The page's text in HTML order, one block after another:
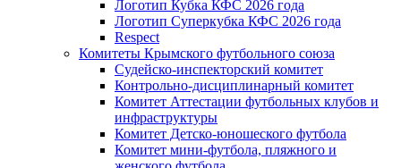
Логотип Кубка КФС 2026 года
Логотип Суперкубка КФС 2026 года
Respect
Комитеты Крымского футбольного союза
Судейско-инспекторский комитет
Контрольно-дисциплинарный комитет
Комитет Аттестации футбольных клубов и
инфраструктуры
Комитет Детско-юношеского футбола
Комитет мини-футбола, пляжного и